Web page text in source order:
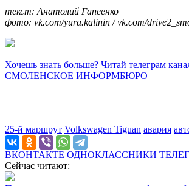
текст: Анатолий Гапеенко
фото: vk.com/yura.kalinin / vk.com/
Хочешь знать больше? Читай телеграм
СМОЛЕНСКОЕ ИНФОРМБЮРО
25-й маршрут Volkswagen Tiguan авария
ВКОНТАКТЕ ОДНОКЛАССНИКИ
Сейчас читают: